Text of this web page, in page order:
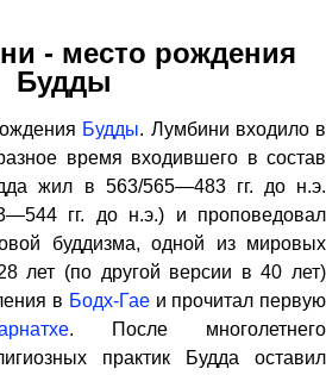
- место рождения
Будды
Будды. Лумбини входило в
время входившего в состав
жил в 563/565—483 гг. до н.э.
гг. до н.э.) и проповедовал
буддизма, одной из мировых
лет (по другой версии в 40 лет)
в Бодх-Гаеи прочитал первую
. После многолетнего
практик Будда оставил